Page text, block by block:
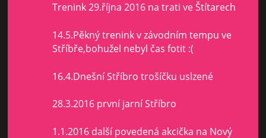
Trenink 29.října 2016 na trati ve Štítarech
14.5.Pěkný trenink v závodním tempu ve
Stříbře,bohužel nebyl čas fotit :(
16.4.Dnešní Stříbro trošíčku uslzené
28.3.2016 první jarní Stříbro
1.1.2016 další povedená akcička na Nový